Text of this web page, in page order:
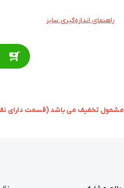
راهنمای اندازه‌گیری سایز
مشمول تخفیف می باشد (قسمت